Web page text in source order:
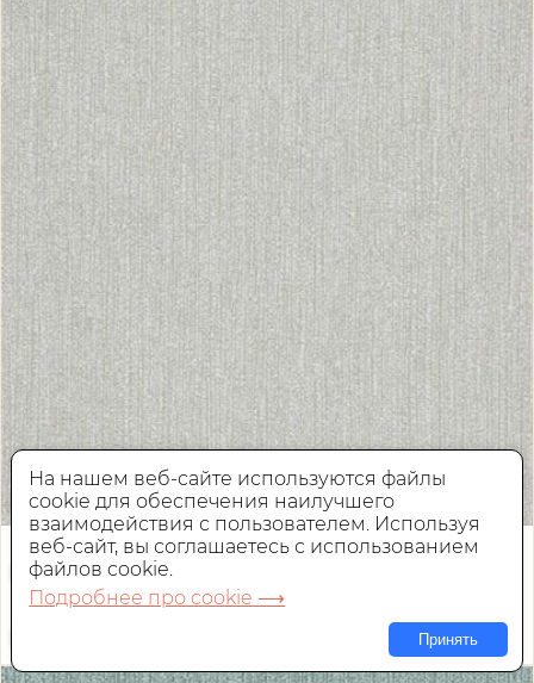
Обои Khroma Khromatic
Флизелиновые,Бельгия, 0,53x10 м
На нашем веб-сайте используются файлы
cookie для обеспечения наилучшего
взаимодействия с пользователем. Используя
веб-сайт, вы соглашаетесь с использованием
файлов cookie.
Подробнее про cookie ⟶
Принять